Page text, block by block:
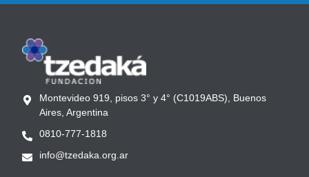
Montevideo 919, pisos 3° y 4° (C1019ABS), Buenos
Aires, Argentina
0810-777-1818
info@tzedaka.org.ar